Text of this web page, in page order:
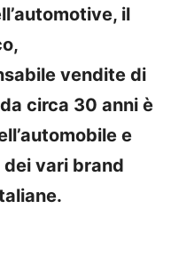
il
vendite di
circa 30 anni è
e
vari brand
.